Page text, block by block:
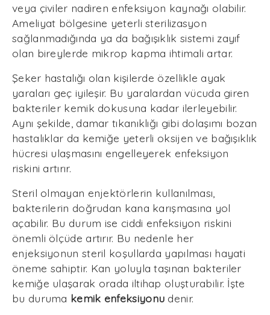
veya çiviler nadiren enfeksiyon kaynağı olabilir.
Ameliyat bölgesine yeterli sterilizasyon
sağlanmadığında ya da bağışıklık sistemi zayıf
olan bireylerde mikrop kapma ihtimali artar.
Şeker hastalığı olan kişilerde özellikle ayak
yaraları geç iyileşir. Bu yaralardan vücuda giren
bakteriler kemik dokusuna kadar ilerleyebilir.
Aynı şekilde, damar tıkanıklığı gibi dolaşımı bozan
hastalıklar da kemiğe yeterli oksijen ve bağışıklık
hücresi ulaşmasını engelleyerek enfeksiyon
riskini artırır.
Steril olmayan enjektörlerin kullanılması,
bakterilerin doğrudan kana karışmasına yol
açabilir. Bu durum ise ciddi enfeksiyon riskini
önemli ölçüde artırır. Bu nedenle her
enjeksiyonun steril koşullarda yapılması hayati
öneme sahiptir. Kan yoluyla taşınan bakteriler
kemiğe ulaşarak orada iltihap oluşturabilir. İşte
bu duruma kemik enfeksiyonu denir.